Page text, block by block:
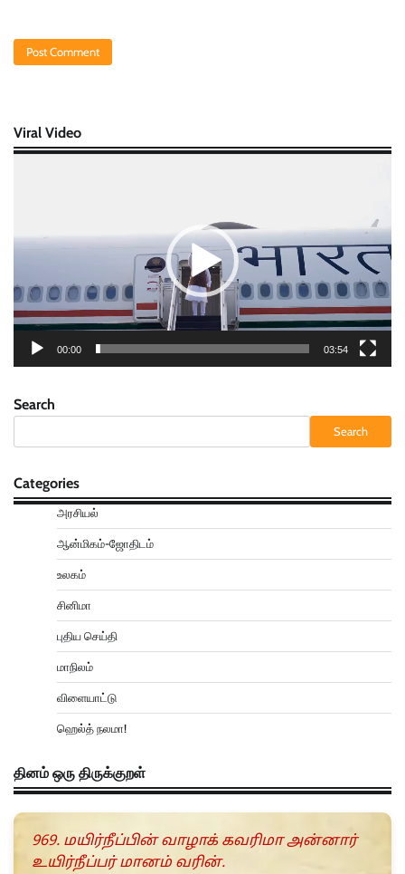
Viral Video
00:00 03:54
Search
Search
Categories
அரசியல்
ஆன்மிகம்-ஜோதிடம்
உலகம்
சினிமா
புதிய செய்தி
மாநிலம்
விளையாட்டு
ஹெல்த் நலமா!
தினம் ஒரு திருக்குறள்
969. மயிர்நீப்பின் வாழாக் கவரிமா அன்னார்
உயிர்நீப்பர் மானம் வரின்.